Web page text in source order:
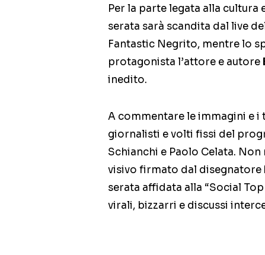
Per la parte legata alla
serata sarà scandita dal live
Fantastic Negrito, mentre lo
protagonista l’attore e autore
inedito.
A commentare le immagini e i
giornalisti e volti fissi del
Schianchi e Paolo Celata.
visivo firmato dal disegnatore
serata affidata alla “Social
virali, bizzarri e discussi